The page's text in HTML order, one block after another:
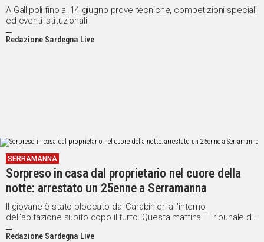
A Gallipoli fino al 14 giugno prove tecniche, competizioni speciali
ed eventi istituzionali
Redazione Sardegna Live
SERRAMANNA
Sorpreso in casa dal proprietario nel cuore della
notte: arrestato un 25enne a Serramanna
Il giovane è stato bloccato dai Carabinieri all'interno
dell'abitazione subito dopo il furto. Questa mattina il Tribunale di
Cagliari ha disposto i domiciliari
Redazione Sardegna Live